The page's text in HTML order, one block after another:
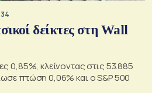
δείκτες στη Wall
0,85%, κλείνοντας στις 53.885
πτώση 0,06% και ο S&P 500